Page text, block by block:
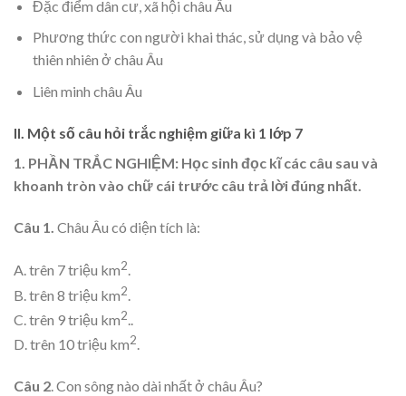
Đặc điểm dân cư, xã hội châu Âu
Phương thức con người khai thác, sử dụng và bảo vệ
thiên nhiên ở châu Âu
Liên minh châu Âu
II. Một số câu hỏi trắc nghiệm giữa kì 1 lớp 7
1. PHẦN TRẮC NGHIỆM: Học sinh đọc kĩ các câu sau và
khoanh tròn vào chữ cái trước câu trả lời đúng nhất.
Câu 1. Châu Âu có diện tích là:
A. trên 7 triệu km2.
B. trên 8 triệu km2.
C. trên 9 triệu km2..
D. trên 10 triệu km2.
Câu 2. Con sông nào dài nhất ở châu Âu?